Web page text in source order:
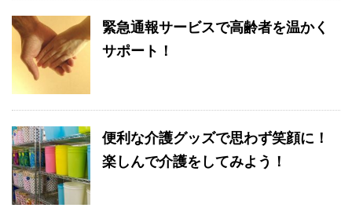
緊急通報サービスで高齢者を温かく
サポート！
便利な介護グッズで思わず笑顔に！
楽しんで介護をしてみよう！